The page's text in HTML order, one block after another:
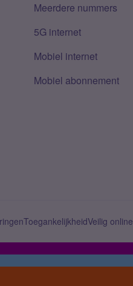
Meerdere nummers
5G internet
Mobiel internet
Mobiel abonnement
ToegankelijkheidVeilig online